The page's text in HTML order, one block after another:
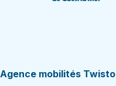
Agence mobilités Twisto